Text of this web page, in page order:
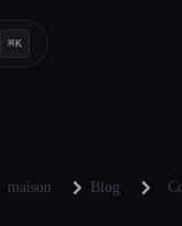
⌘K
maison Blog